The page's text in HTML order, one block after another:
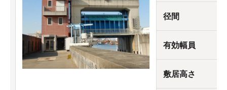
径間
有効幅員
敷居高さ